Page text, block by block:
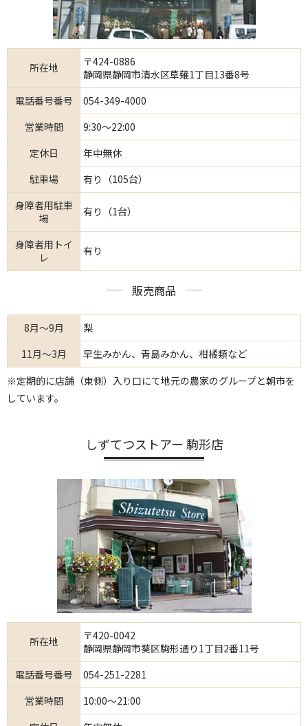
所在地
〒424-0886
静岡県静岡市清水区草薙1丁目13番8号
電話番号番号
054-349-4000
営業時間
9:30～22:00
定休日
年中無休
駐車場
有り（105台）
身障者用駐車
場
有り（1台）
身障者用トイ
レ
有り
販売商品
8月～9月
梨
11月～3月
早生みかん、青島みかん、柑橘類など
※定期的に店舗（東側）入り口にて地元の農家のグループと朝市を
しています。
しずてつストアー 駒形店
所在地
〒420-0042
静岡県静岡市葵区駒形通り1丁目2番11号
電話番号番号
054-251-2281
営業時間
10:00～21:00